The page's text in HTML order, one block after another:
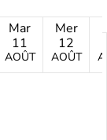
Mar
11
AOÛT
Mer
12
AOÛT